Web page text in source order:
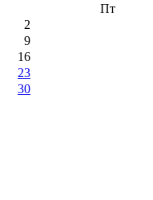
Пт
2
9
16
23
30